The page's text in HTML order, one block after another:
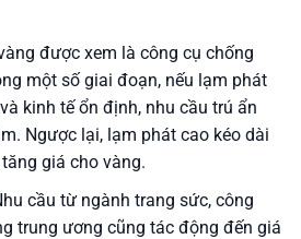
được xem là công cụ chống
một số giai đoạn, nếu lạm phát
kinh tế ổn định, nhu cầu trú ẩn
Ngược lại, lạm phát cao kéo dài
giá cho vàng.
cầu từ ngành trang sức, công
trung ương cũng tác động đến giá